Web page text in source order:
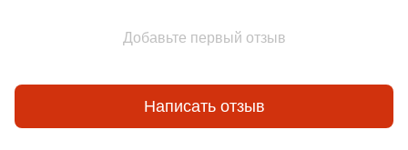
Добавьте первый отзыв
Написать отзыв